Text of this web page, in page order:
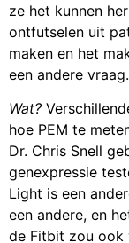
ze het kunnen
ontfutselen uit
maken en het
een andere
Wat?
hoe PEM te
Dr. Chris Snell
genexpressie
Light is een
een andere, en
de Fitbit zou ook